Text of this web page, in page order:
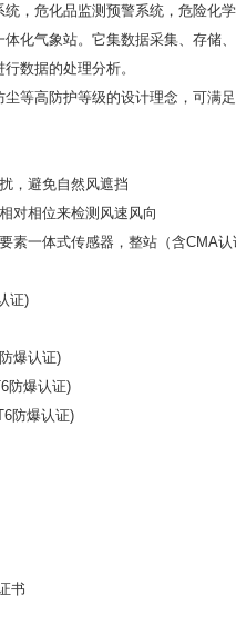
，危化品监测预警系统，危险化
化气象站。它集数据采集、存储
数据的处理分析。
等高防护等级的设计理念，可满
，避免自然风遮挡
对相位来检测风速风向
素一体式传感器，整站（含CMA认
证)
爆认证)
防爆认证)
防爆认证)
书